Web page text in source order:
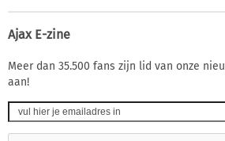
Ajax E-zine
Meer dan 35.500 fans zijn lid van onze
aan!